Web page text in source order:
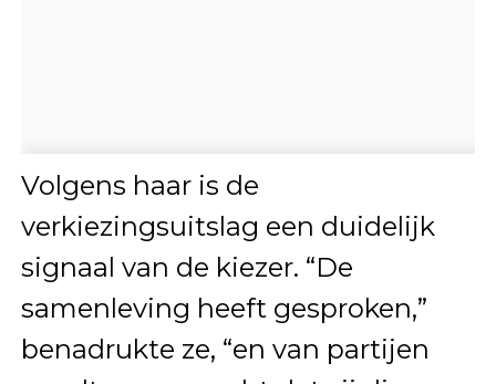
Volgens haar is de
verkiezingsuitslag een duidelijk
signaal van de kiezer. “De
samenleving heeft gesproken,”
benadrukte ze, “en van partijen